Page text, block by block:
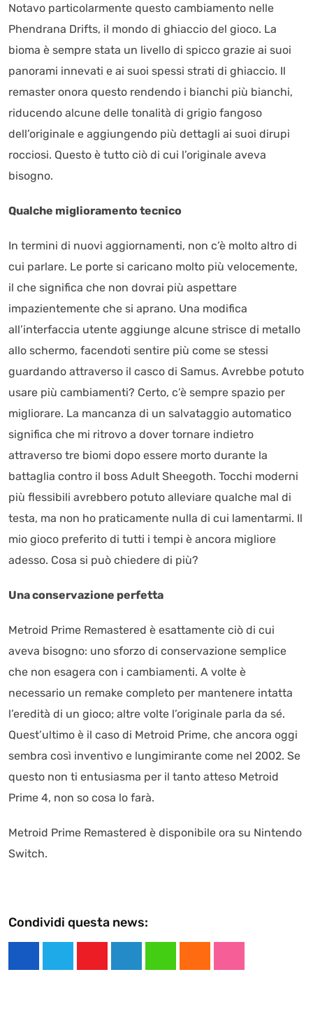
Notavo particolarmente questo cambiamento nelle
Phendrana Drifts, il mondo di ghiaccio del gioco. La
bioma è sempre stata un livello di spicco grazie ai suoi
panorami innevati e ai suoi spessi strati di ghiaccio. Il
remaster onora questo rendendo i bianchi più bianchi,
riducendo alcune delle tonalità di grigio fangoso
dell’originale e aggiungendo più dettagli ai suoi dirupi
rocciosi. Questo è tutto ciò di cui l’originale aveva
bisogno.
Qualche miglioramento tecnico
In termini di nuovi aggiornamenti, non c’è molto altro di
cui parlare. Le porte si caricano molto più velocemente,
il che significa che non dovrai più aspettare
impazientemente che si aprano. Una modifica
all’interfaccia utente aggiunge alcune strisce di metallo
allo schermo, facendoti sentire più come se stessi
guardando attraverso il casco di Samus. Avrebbe potuto
usare più cambiamenti? Certo, c’è sempre spazio per
migliorare. La mancanza di un salvataggio automatico
significa che mi ritrovo a dover tornare indietro
attraverso tre biomi dopo essere morto durante la
battaglia contro il boss Adult Sheegoth. Tocchi moderni
più flessibili avrebbero potuto alleviare qualche mal di
testa, ma non ho praticamente nulla di cui lamentarmi. Il
mio gioco preferito di tutti i tempi è ancora migliore
adesso. Cosa si può chiedere di più?
Una conservazione perfetta
Metroid Prime Remastered è esattamente ciò di cui
aveva bisogno: uno sforzo di conservazione semplice
che non esagera con i cambiamenti. A volte è
necessario un remake completo per mantenere intatta
l’eredità di un gioco; altre volte l’originale parla da sé.
Quest’ultimo è il caso di Metroid Prime, che ancora oggi
sembra così inventivo e lungimirante come nel 2002. Se
questo non ti entusiasma per il tanto atteso Metroid
Prime 4, non so cosa lo farà.
Metroid Prime Remastered è disponibile ora su Nintendo
Switch.
Condividi questa news: